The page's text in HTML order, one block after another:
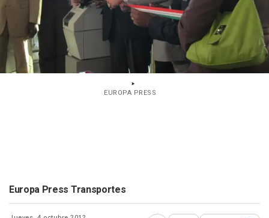
EUROPA PRESS
Europa Press Transportes